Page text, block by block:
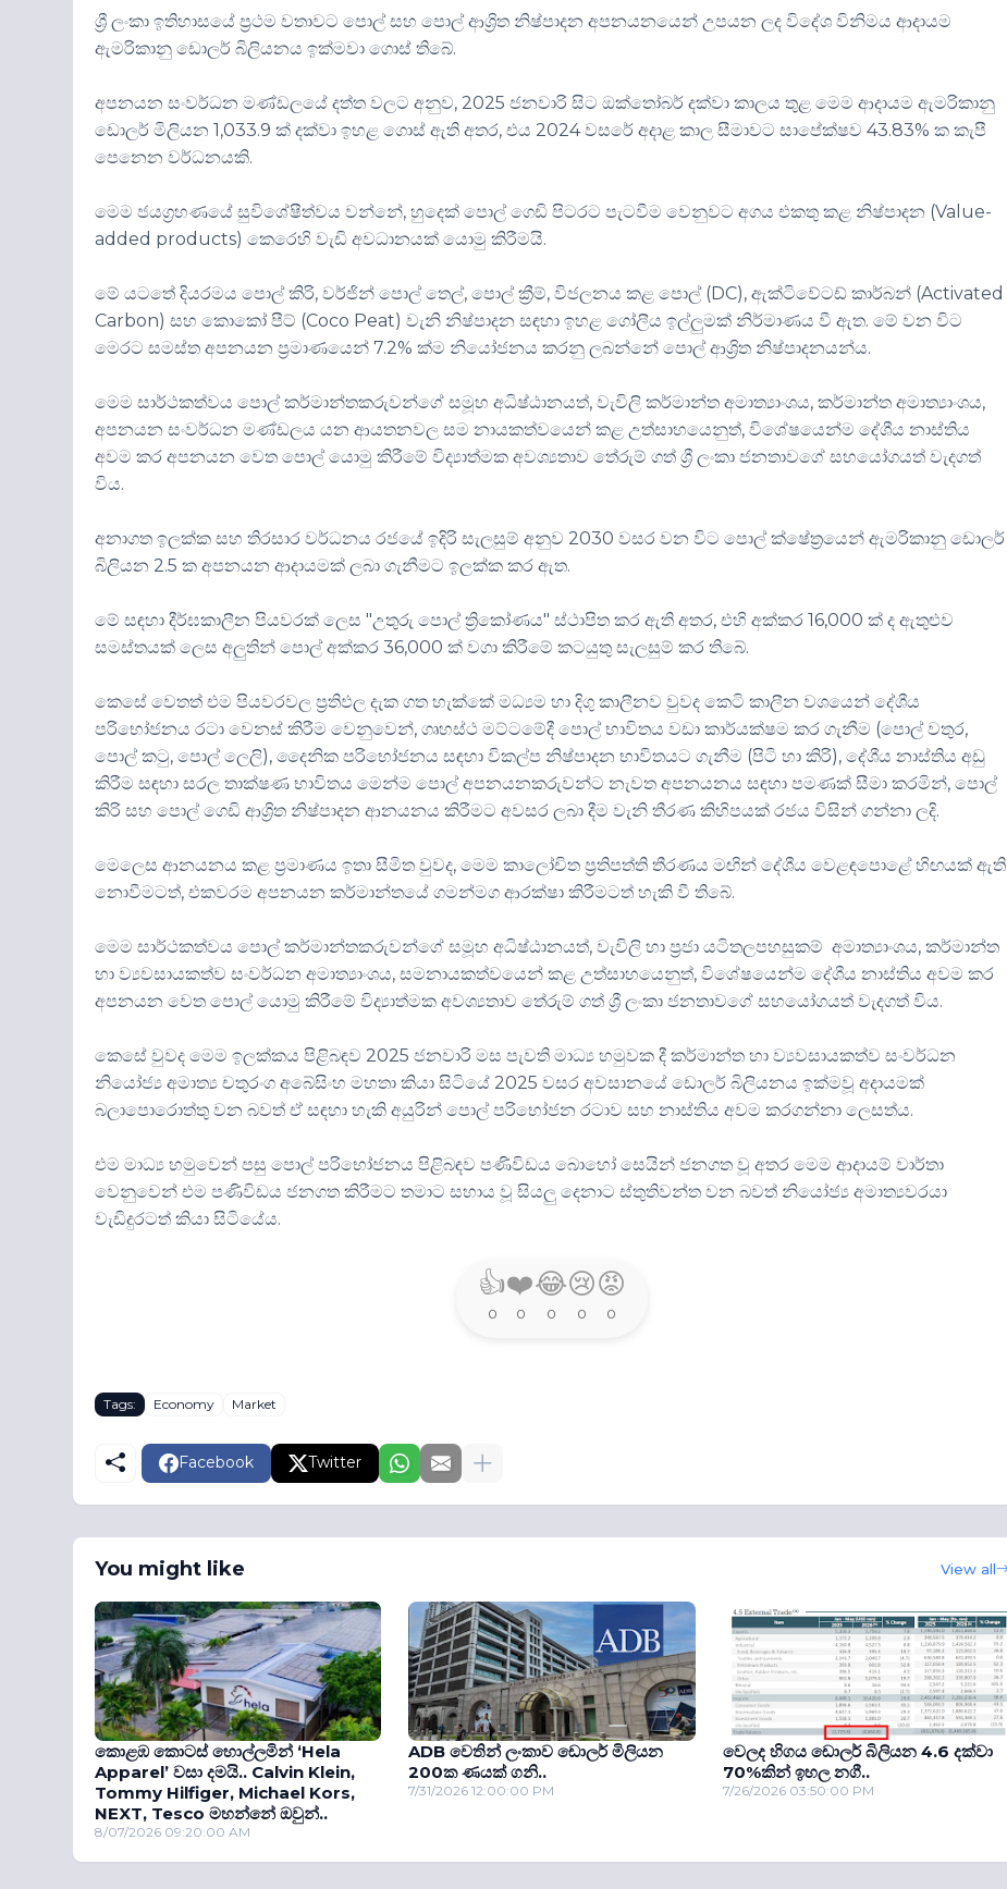
ශ්‍රී ලංකා ඉතිහාසයේ ප්‍රථම වතාවට පොල් සහ පොල් ආශ්‍රිත නිෂ්පාදන අපනයනයෙන් උපයන ලද විදේශ විනිමය ආදායම
ඇමරිකානු ඩොලර් බිලියනය ඉක්මවා ගොස් තිබේ.
අපනයන සංවර්ධන මණ්ඩලයේ දත්ත වලට අනුව, 2025 ජනවාරි සිට ඔක්තෝබර් දක්වා කාලය තුළ මෙම ආදායම ඇමරිකානු
ඩොලර් මිලියන 1,033.9 ක් දක්වා ඉහළ ගොස් ඇති අතර, එය 2024 වසරේ අදාළ කාල සීමාවට සාපේක්ෂව 43.83% ක කැපී
පෙනෙන වර්ධනයකි.
මෙම ජයග්‍රහණයේ සුවිශේෂීත්වය වන්නේ, හුදෙක් පොල් ගෙඩි පිටරට පැටවීම වෙනුවට අගය එකතු කළ නිෂ්පාදන (Value-
added products) කෙරෙහි වැඩි අවධානයක් යොමු කිරීමයි.
මේ යටතේ දියරමය පොල් කිරි, වර්ජින් පොල් තෙල්, පොල් ක්‍රීම්, විජලනය කළ පොල් (DC), ඇක්ටිවේටඩ් කාර්බන් (Activated
Carbon) සහ කොකෝ පීට් (Coco Peat) වැනි නිෂ්පාදන සඳහා ඉහළ ගෝලීය ඉල්ලුමක් නිර්මාණය වී ඇත. මේ වන විට
මෙරට සමස්ත අපනයන ප්‍රමාණයෙන් 7.2% ක්ම නියෝජනය කරනු ලබන්නේ පොල් ආශ්‍රිත නිෂ්පාදනයන්ය.
මෙම සාර්ථකත්වය පොල් කර්මාන්තකරුවන්ගේ සමූහ අධිෂ්ඨානයත්, වැවිලි කර්මාන්ත අමාත්‍යාංශය, කර්මාන්ත අමාත්‍යාංශය,
අපනයන සංවර්ධන මණ්ඩලය යන ආයතනවල සම නායකත්වයෙන් කළ උත්සාහයෙනුත්, විශේෂයෙන්ම දේශීය නාස්තිය
අවම කර අපනයන වෙත පොල් යොමු කිරීමේ විද්‍යාත්මක අවශ්‍යතාව තේරුම් ගත් ශ්‍රී ලංකා ජනතාවගේ සහයෝගයත් වැදගත්
විය.
අනාගත ඉලක්ක සහ තිරසාර වර්ධනය රජයේ ඉදිරි සැලසුම් අනුව 2030 වසර වන විට පොල් ක්ෂේත්‍රයෙන් ඇමරිකානු ඩොලර්
බිලියන 2.5 ක අපනයන ආදායමක් ලබා ගැනීමට ඉලක්ක කර ඇත.
මේ සඳහා දීර්ඝකාලීන පියවරක් ලෙස "උතුරු පොල් ත්‍රිකෝණය" ස්ථාපිත කර ඇති අතර, එහි අක්කර 16,000 ක් ද ඇතුළුව
සමස්තයක් ලෙස අලුතින් පොල් අක්කර 36,000 ක් වගා කිරීමේ කටයුතු සැලසුම් කර තිබේ.
කෙසේ වෙතත් එම පියවරවල ප්‍රතිඵල දැක ගත හැක්කේ මධ්‍යම හා දිගු කාලීනව වුවද කෙටි කාලීන වශයෙන් දේශීය
පරිභෝජනය රටා වෙනස් කිරීම වෙනුවෙන්, ගෘහස්ථ මට්ටමේදී පොල් භාවිතය වඩා කාර්යක්ෂම කර ගැනීම (පොල් වතුර,
පොල් කටු, පොල් ලෙලි), දෛනික පරිභෝජනය සඳහා විකල්ප නිෂ්පාදන භාවිතයට ගැනීම (පිටි හා කිරි), දේශීය නාස්තිය අඩු
කිරීම සඳහා සරල තාක්ෂණ භාවිතය මෙන්ම පොල් අපනයනකරුවන්ට නැවත අපනයනය සඳහා පමණක් සීමා කරමින්, පොල්
කිරි සහ පොල් ගෙඩි ආශ්‍රිත නිෂ්පාදන ආනයනය කිරීමට අවසර ලබා දීම වැනි තීරණ කිහිපයක් රජය විසින් ගන්නා ලදි.
මෙලෙස ආනයනය කළ ප්‍රමාණය ඉතා සීමිත වුවද, මෙම කාලෝචිත ප්‍රතිපත්ති තීරණය මඟින් දේශීය වෙළඳපොළේ හිඟයක් ඇති
නොවීමටත්, එකවරම අපනයන කර්මාන්තයේ ගමන්මග ආරක්ෂා කිරීමටත් හැකි වී තිබේ.
මෙම සාර්ථකත්වය පොල් කර්මාන්තකරුවන්ගේ සමූහ අධිෂ්ඨානයත්, වැවිලි හා ප්‍රජා යටිතලපහසුකම් අමාත්‍යාංශය, කර්මාන්ත
හා ව්‍යවසායකත්ව සංවර්ධන අමාත්‍යාංශය, සමනායකත්වයෙන් කළ උත්සාහයෙනුත්, විශේෂයෙන්ම දේශීය නාස්තිය අවම කර
අපනයන වෙත පොල් යොමු කිරීමේ විද්‍යාත්මක අවශ්‍යතාව තේරුම් ගත් ශ්‍රී ලංකා ජනතාවගේ සහයෝගයත් වැදගත් විය.
කෙසේ වුවද මෙම ඉලක්කය පිළිබඳව 2025 ජනවාරි මස පැවති මාධ්‍ය හමුවක දී කර්මාන්ත හා ව්‍යවසායකත්ව සංවර්ධන
නියෝජ්‍ය අමාත්‍ය චතුරංග අබේසිංහ මහතා කියා සිටියේ 2025 වසර අවසානයේ ඩොලර් බිලියනය ඉක්මවූ අදායමක්
බලාපොරොත්තු වන බවත් ඒ සඳහා හැකි අයුරින් පොල් පරිභෝජන රටාව සහ නාස්තිය අවම කරගන්නා ලෙසත්ය.
එම මාධ්‍ය හමුවෙන් පසු පොල් පරිභෝජනය පිළිබඳව පණිවිඩය බොහෝ සෙයින් ජනගත වූ අතර මෙම ආදායම් වාර්තා
වෙනුවෙන් එම පණිවිඩය ජනගත කිරීමට තමාට සහාය වූ සියලු දෙනාට ස්තුතිවන්ත වන බවත් නියෝජ්‍ය අමාත්‍යවරයා
වැඩිදුරටත් කියා සිටියේය.
👍
0
❤️
0
😂
0
😢
0
😡
0
Tags: Economy Market
Facebook Twitter
You might like View all
කොළඹ කොටස් හොල්ලමින් ‘Hela
Apparel’ වසා දමයි.. Calvin Klein,
Tommy Hilfiger, Michael Kors,
NEXT, Tesco මහන්නේ ඔවුන්..
8/07/2026 09:20:00 AM
ADB වෙතින් ලංකාව ඩොලර් මිලියන
200ක ණයක් ගනි..
7/31/2026 12:00:00 PM
වෙලද හිගය ඩොලර් බිලියන 4.6 දක්වා
70%කින් ඉහල නගී..
7/26/2026 03:50:00 PM